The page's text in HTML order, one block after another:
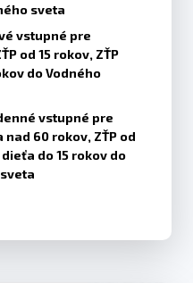
sveta
vstupné pre
od 15 rokov, ZŤP
do Vodného
vstupné pre
60 rokov, ZŤP od
do 15 rokov do